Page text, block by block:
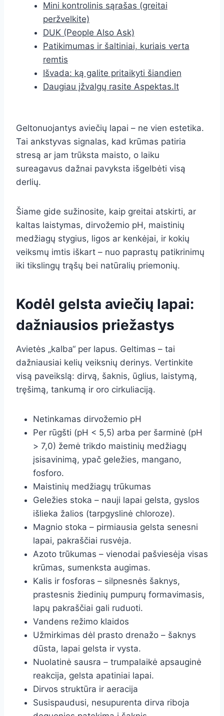
Mini kontrolinis sąrašas (greitai
peržvelkite)
DUK (People Also Ask)
Patikimumas ir šaltiniai, kuriais verta
remtis
Išvada: ką galite pritaikyti šiandien
Daugiau įžvalgų rasite Aspektas.lt
Geltonuojantys aviečių lapai – ne vien estetika.
Tai ankstyvas signalas, kad krūmas patiria
stresą ar jam trūksta maisto, o laiku
sureagavus dažnai pavyksta išgelbėti visą
derlių.
Šiame gide sužinosite, kaip greitai atskirti, ar
kaltas laistymas, dirvožemio pH, maistinių
medžiagų stygius, ligos ar kenkėjai, ir kokių
veiksmų imtis iškart – nuo paprastų patikrinimų
iki tikslingų trąšų bei natūralių priemonių.
Kodėl gelsta aviečių lapai:
dažniausios priežastys
Avietės „kalba“ per lapus. Geltimas – tai
dažniausiai kelių veiksnių derinys. Vertinkite
visą paveikslą: dirvą, šaknis, ūglius, laistymą,
tręšimą, tankumą ir oro cirkuliaciją.
Netinkamas dirvožemio pH
Per rūgšti (pH < 5,5) arba per šarminė (pH
> 7,0) žemė trikdo maistinių medžiagų
įsisavinimą, ypač geležies, mangano,
fosforo.
Maistinių medžiagų trūkumas
Geležies stoka – nauji lapai gelsta, gyslos
išlieka žalios (tarpgyslinė chloroze).
Magnio stoka – pirmiausia gelsta senesni
lapai, pakraščiai rusvėja.
Azoto trūkumas – vienodai pašviesėja visas
krūmas, sumenksta augimas.
Kalis ir fosforas – silpnesnės šaknys,
prastesnis žiedinių pumpurų formavimasis,
lapų pakraščiai gali ruduoti.
Vandens režimo klaidos
Užmirkimas dėl prasto drenažo – šaknys
dūsta, lapai gelsta ir vysta.
Nuolatinė sausra – trumpalaikė apsauginė
reakcija, gelsta apatiniai lapai.
Dirvos struktūra ir aeracija
Susispaudusi, nesupurenta dirva riboja